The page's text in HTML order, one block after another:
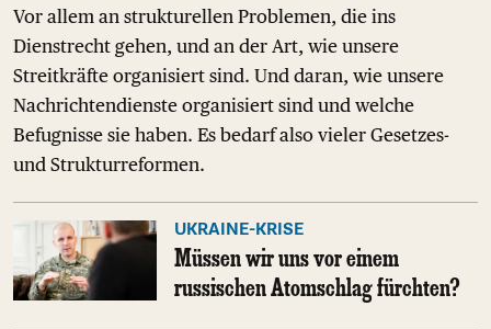
Vor allem an strukturellen Problemen, die ins
Dienstrecht gehen, und an der Art, wie unsere
Streitkräfte organisiert sind. Und daran, wie unsere
Nachrichtendienste organisiert sind und welche
Befugnisse sie haben. Es bedarf also vieler Gesetzes-
und Strukturreformen.
UKRAINE-KRISE
Müssen wir uns vor einem
russischen Atomschlag fürchten?